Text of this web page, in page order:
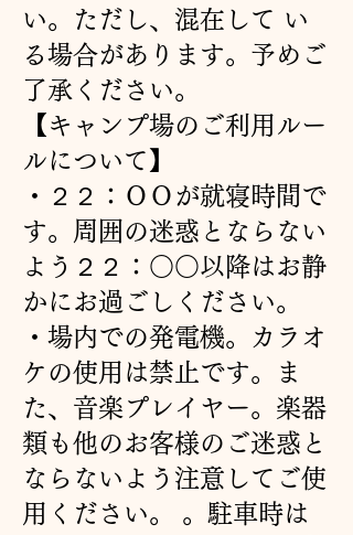
い。ただし、混在して い
る場合があります。予めご
了承ください。
【キャンプ場のご利用ルー
ルについて】
・２２：ＯＯが就寝時間で
す。周囲の迷惑とならない
よう２２：○○以降はお静
かにお過ごしください。
・場内での発電機。カラオ
ケの使用は禁止です。ま
た、音楽プレイヤー。楽器
類も他のお客様のご迷惑と
ならないよう注意してご使
用ください。 。駐車時は